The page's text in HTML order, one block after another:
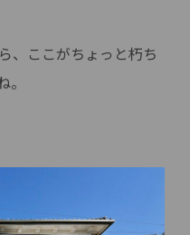
、ここがちょっと朽ち
。